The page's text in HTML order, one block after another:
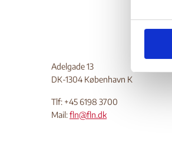
v
Adelgade 13
DK-1304 København K
Tlf: +45 6198 3700
Mail:fln@fln.dk